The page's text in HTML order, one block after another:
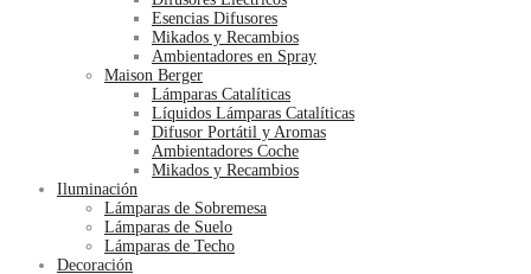
Esencias Difusores
Mikados y Recambios
Ambientadores en Spray
Maison Berger
Lámparas Catalíticas
Líquidos Lámparas Catalíticas
Difusor Portátil y Aromas
Ambientadores Coche
Mikados y Recambios
Iluminación
Lámparas de Sobremesa
Lámparas de Suelo
Lámparas de Techo
Decoración